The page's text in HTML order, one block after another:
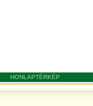
HONLAPTÉRKÉP